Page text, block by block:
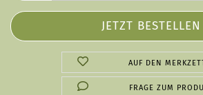
AUF DEN
FRAGE ZUM